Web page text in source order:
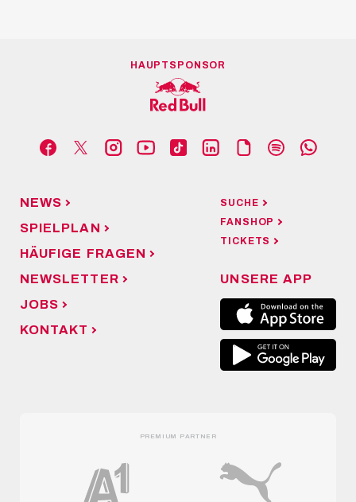
HAUPTSPONSOR
NEWS
SPIELPLAN
HÄUFIGE FRAGEN
NEWSLETTER
JOBS
KONTAKT
SUCHE
FANSHOP
TICKETS
UNSERE APP
PREMIUM PARTNER